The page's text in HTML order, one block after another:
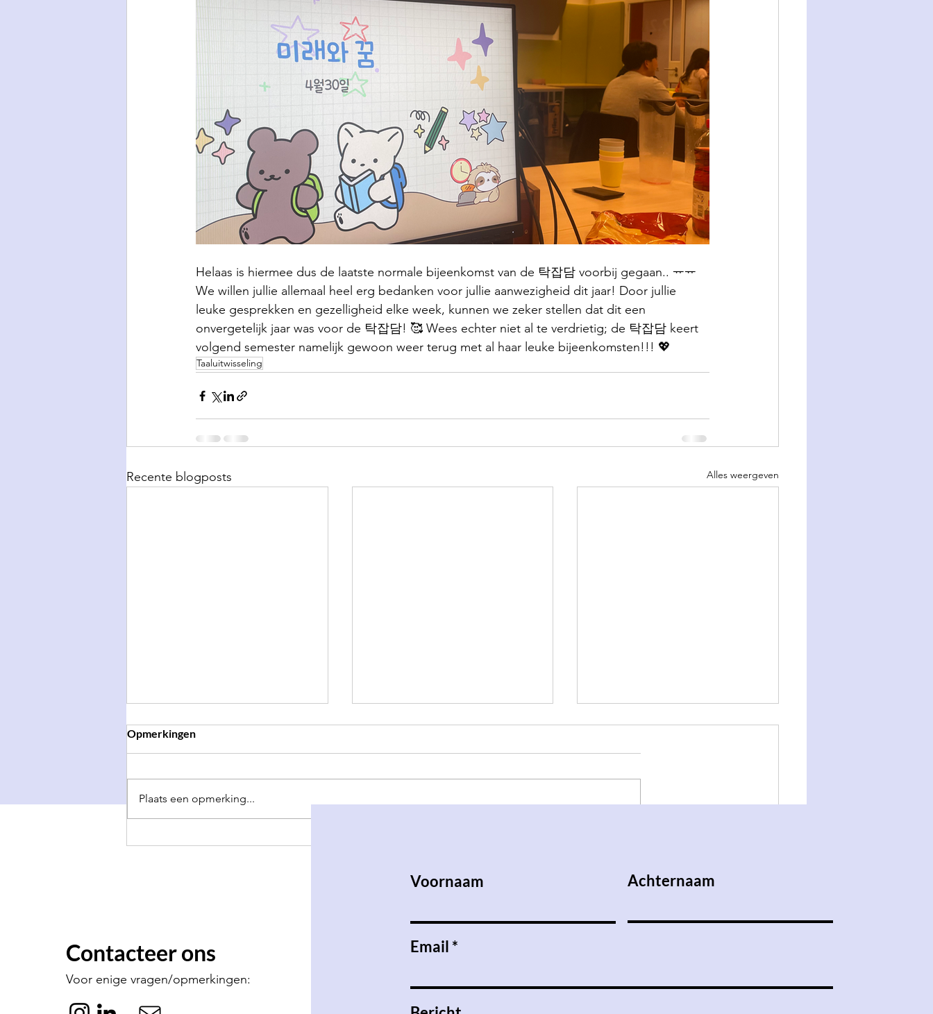
Helaas is hiermee dus de laatste normale bijeenkomst van de 탁잡담 voorbij gegaan.. ᅲᅲ
We willen jullie allemaal heel erg bedanken voor jullie aanwezigheid dit jaar! Door jullie
leuke gesprekken en gezelligheid elke week, kunnen we zeker stellen dat dit een
onvergetelijk jaar was voor de 탁잡담! 🥰 Wees echter niet al te verdrietig; de 탁잡담 keert
volgend semester namelijk gewoon weer terug met al haar leuke bijeenkomsten!!! 💖
Taaluitwisseling
Recente blogposts Alles weergeven
Dokkaebi Gala 2026 ✨
Opmerkingen
Plaats een opmerking...
Contacteer ons
Voor enige vragen/opmerkingen:
Voornaam Achternaam
Email